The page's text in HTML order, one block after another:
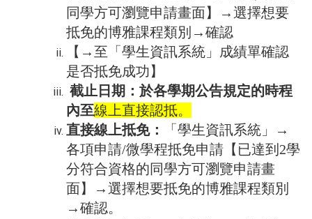
同學方可瀏覽申請畫面】→選擇想要
抵免的博雅課程類別→確認
【→至「學生資訊系統」成績單確認
是否抵免成功】
截止日期：於各學期公告規定的時程
內至線上直接認抵。
直接線上抵免：
「學生資訊系統」→
各項申請/微學程抵免申請【已達到2學
分符合資格的同學方可瀏覽申請畫
面】→選擇想要抵免的博雅課程類別
→確認。